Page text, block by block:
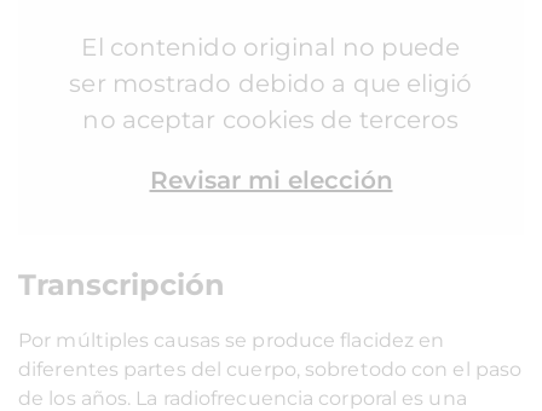
El contenido original no puede
ser mostrado debido a que eligió
no aceptar cookies de terceros
Revisar mi elección
Transcripción
Por múltiples causas se produce flacidez en
diferentes partes del cuerpo, sobretodo con el paso
de los años. La radiofrecuencia corporal es una